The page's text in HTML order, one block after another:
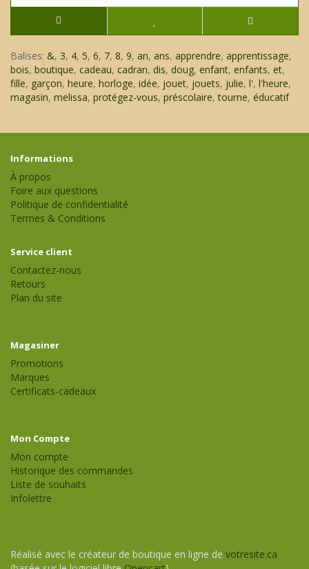
Balises: &, 3, 4, 5, 6, 7, 8, 9, an, ans, apprendre, apprentissage,
bois, boutique, cadeau, cadran, dis, doug, enfant, enfants, et,
fille, garçon, heure, horloge, idée, jouet, jouets, julie, l', l'heure,
magasin, melissa, protégez-vous, préscolaire,tourne, éducatif
Informations
À propos
Foire aux questions
Politique de confidentialité
Termes & Conditions
Service client
Contactez-nous
Retours
Plan du site
Magasiner
Promotions
Marques
Certificats-cadeaux
Mon Compte
Mon compte
Historique des commandes
Liste de souhaits
Infolettre
Réalisé avec le créateur de boutique en ligne de votresite.ca